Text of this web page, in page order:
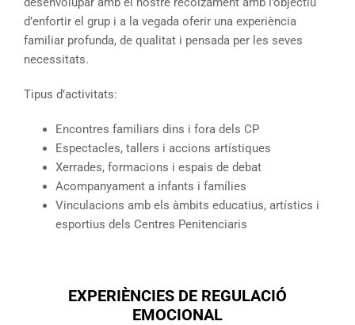
d’enfortir el grup i a la vegada oferir una experiència
familiar profunda, de qualitat i pensada per les seves
necessitats.
Tipus d’activitats:
Encontres familiars dins i fora dels CP
Espectacles, tallers i accions artístiques
Xerrades, formacions i espais de debat
Acompanyament a infants i famílies
Vinculacions amb els àmbits educatius, artístics i
esportius dels Centres Penitenciaris
EXPERIÈNCIES DE REGULACIÓ
EMOCIONAL